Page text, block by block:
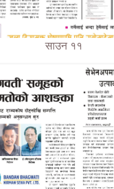
साउन ११